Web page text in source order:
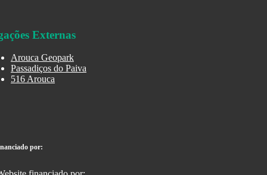
Externas
Arouca Geopark
Passadiços do Paiva
516 Arouca
por: